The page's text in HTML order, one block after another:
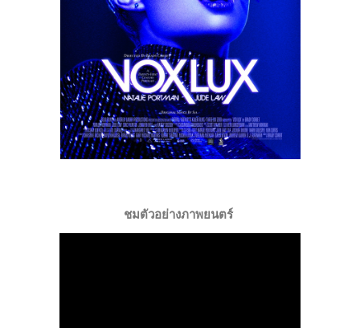
ชมตัวอย่างภาพยนตร์